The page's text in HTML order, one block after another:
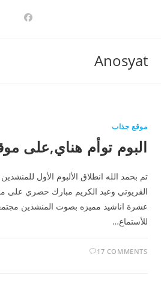
Anosyat
موقع جذاب
البوم توأم هناي,على
تم بحمد الله انطلاق الألبوم الأول
القريوتي وعبد الكريم مبارك حصري على
عشرة اناشيد مميزه بصوت المنشدين
للأستماع…
17 COMMENTS